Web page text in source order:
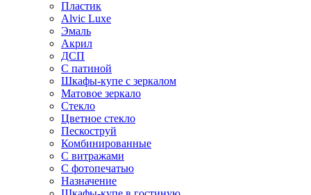
Пластик
Alvic Luxe
Эмаль
Акрил
ДСП
С патиной
Шкафы-купе с зеркалом
Матовое зеркало
Стекло
Цветное стекло
Пескоструй
Комбинированные
С витражами
С фотопечатью
Назначение